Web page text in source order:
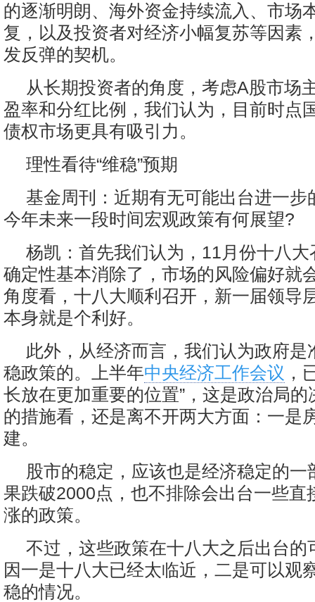
的逐渐明朗、海外资金持续流入、市场
复，以及投资者对经济小幅复苏等因素
发反弹的契机。
从长期投资者的角度，考虑A股市场
盈率和分红比例，我们认为，目前时点
债权市场更具有吸引力。
理性看待“维稳”预期
基金周刊：近期有无可能出台进一步
今年未来一段时间宏观政策有何展望?
杨凯：首先我们认为，11月份十八
确定性基本消除了，市场的风险偏好就
角度看，十八大顺利召开，新一届领导
本身就是个利好。
此外，从经济而言，我们认为政府是
稳政策的。上半年中央经济工作会议 ，
长放在更加重要的位置”，这是政治局
的措施看，还是离不开两大方面：一是
建。
股市的稳定，应该也是经济稳定的一
果跌破2000点，也不排除会出台一些直
涨的政策。
不过，这些政策在十八大之后出台的
因一是十八大已经太临近，二是可以观
稳的情况。